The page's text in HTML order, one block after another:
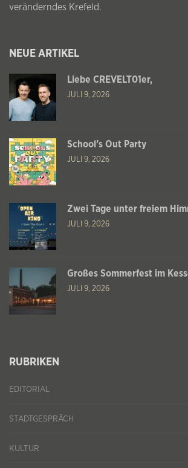
veränderndes Krefeld.
NEUE ARTIKEL
Liebe CREVELT01er,
JULI 9, 2026
School’s Out Party
JULI 9, 2026
Zwei Tage unter freiem
JULI 9, 2026
Großes Sommerfest im
JULI 9, 2026
RUBRIKEN
EDITORIAL
STADTGESPRÄCH
KULTUR